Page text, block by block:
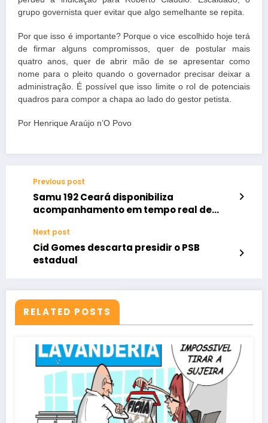
grupo governista quer evitar que algo semelhante se repita.
Por que isso é importante? Porque o vice escolhido hoje terá
de firmar alguns compromissos, quer de postular mais
quatro anos, quer de abrir mão de se apresentar como
nome para o pleito quando o governador precisar deixar a
administração. É possível que isso limite o rol de potenciais
quadros para compor a chapa ao lado do gestor petista.
Por Henrique Araújo n’O Povo
Previous post
Samu 192 Ceará disponibiliza
acompanhamento em tempo real de
pelo celular
Next post
Cid Gomes descarta presidir o PSB
estadual
RELATED POSTS